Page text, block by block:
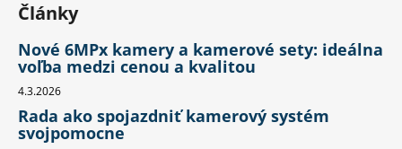
Články
Nové 6MPx kamery a kamerové sety: ideálna
voľba medzi cenou a kvalitou
4.3.2026
Rada ako spojazdniť kamerový systém
svojpomocne